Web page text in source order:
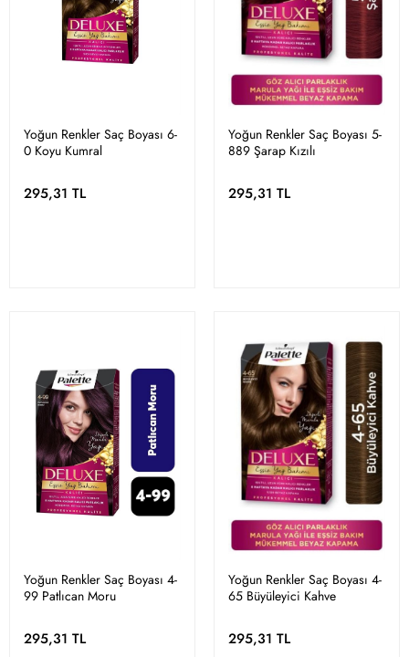
Yoğun Renkler Saç Boyası 6-
0 Koyu Kumral
295,31 TL
Yoğun Renkler Saç Boyası 5-
889 Şarap Kızılı
295,31 TL
Yoğun Renkler Saç Boyası 4-
99 Patlıcan Moru
295,31 TL
Yoğun Renkler Saç Boyası 4-
65 Büyüleyici Kahve
295,31 TL